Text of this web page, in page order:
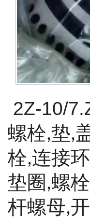
2Z-10/
螺栓,垫,
栓,连接环
垫圈 ,螺栓
杆螺母,